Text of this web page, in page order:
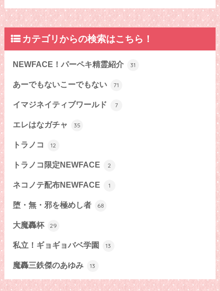
カテゴリからの検索はこちら！
NEWFACE！パーペキ精霊紹介 31
あーでもないこーでもない 71
イマジネイティブワールド 7
エレはなガチャ 35
トラノコ 12
トラノコ限定NEWFACE 2
ネコノテ配布NEWFACE 1
堕・無・邪を極めし者 68
大魔轟杯 29
私立！ギョギョバベ学園 13
魔轟三鉄傑のあゆみ 13